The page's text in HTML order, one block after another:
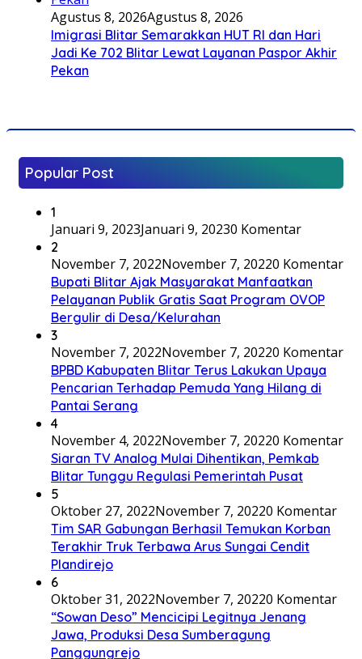
Agustus 8, 2026Agustus 8, 2026
Imigrasi Blitar Semarakkan HUT RI dan Hari
Jadi Ke 702 Blitar Lewat Layanan Paspor Akhir
Pekan
Popular Post
1
Januari 9, 2023Januari 9, 20230 Komentar
2
November 7, 2022November 7, 20220 Komentar
Bupati Blitar Ajak Masyarakat Manfaatkan
Pelayanan Publik Gratis Saat Program OVOP
Bergulir di Desa/Kelurahan
3
November 7, 2022November 7, 20220 Komentar
BPBD Kabupaten Blitar Terus Lakukan Upaya
Pencarian Terhadap Pemuda Yang Hilang di
Pantai Serang
4
November 4, 2022November 7, 20220 Komentar
Siaran TV Analog Mulai Dihentikan, Pemkab
Blitar Tunggu Regulasi Pemerintah Pusat
5
Oktober 27, 2022November 7, 20220 Komentar
Tim SAR Gabungan Berhasil Temukan Korban
Terakhir Truk Terbawa Arus Sungai Cendit
Plandirejo
6
Oktober 31, 2022November 7, 20220 Komentar
“Sowan Deso” Mencicipi Legitnya Jenang
Jawa, Produksi Desa Sumberagung
Panggungrejo